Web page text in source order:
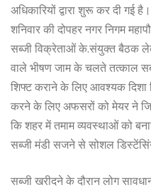
अधिकारियों द्वारा शुरू कर दी गई है।
शनिवार की दोपहर नगर निगम
सब्जी विक्रेताओं के.संयुक्त बैठक
वाले भीषण जाम के चलते तत्काल
शिफ्ट कराने के लिए आवश्यक
करने के लिए अफसरों को मेयर ने
कि शहर में तमाम व्यवस्थाओं को
सब्जी मंडी सजने से सोशल
सब्जी खरीदने के दौरान लोग